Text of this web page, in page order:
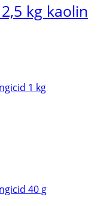
kg kaolin